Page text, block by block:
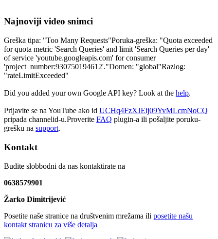
Najnoviji video snimci
Greška tipa: "Too Many Requests"Poruka-greška: "Quota exceeded
for quota metric 'Search Queries' and limit 'Search Queries per day'
of service 'youtube.googleapis.com' for consumer
'project_number:930750194612'."Domen: "global"Razlog:
"rateLimitExceeded"
Did you added your own Google API key? Look at the help.
Prijavite se na YouTube ako id UCHq4FzXJEij09YvMLcmNoCQ
pripada channelid-u.Proverite FAQ plugin-a ili pošaljite poruku-
grešku na support.
Kontakt
Budite slobbodni da nas kontaktirate na
0638579901
Žarko Dimitrijević
Posetite naše stranice na društvenim mrežama ili posetite našu
kontakt stranicu za više detalja